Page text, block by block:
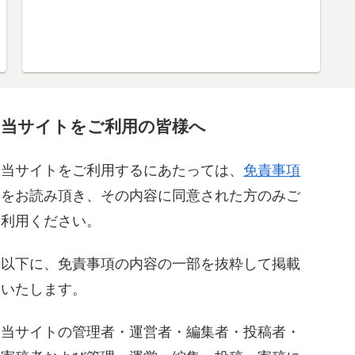
当サイトをご利用の皆様へ
当サイトをご利用するにあたっては、 免責事項
をお読み頂き、その内容に同意された方のみご
利用ください。
以下に、免責事項の内容の一部を抜粋して掲載
いたします。
当サイトの管理者・運営者・編集者・投稿者・